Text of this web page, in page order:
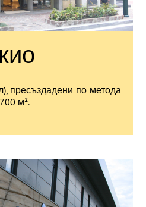
пресъздадени по метода
м².